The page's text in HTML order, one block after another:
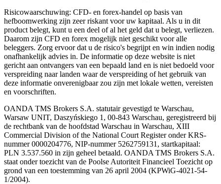
Risicowaarschuwing: CFD- en forex-handel op basis van
hefboomwerking zijn zeer riskant voor uw kapitaal. Als u in dit
product belegt, kunt u een deel of al het geld dat u belegt, verliezen.
Daarom zijn CFD en forex mogelijk niet geschikt voor alle
beleggers. Zorg ervoor dat u de risico's begrijpt en win indien nodig
onafhankelijk advies in. De informatie op deze website is niet
gericht aan ontvangers van een bepaald land en is niet bedoeld voor
verspreiding naar landen waar de verspreiding of het gebruik van
deze informatie onverenigbaar zou zijn met lokale wetten, vereisten
en voorschriften.
OANDA TMS Brokers S.A. statutair gevestigd te Warschau,
Warsaw UNIT, Daszyńskiego 1, 00-843 Warschau, geregistreerd bij
de rechtbank van de hoofdstad Warschau in Warschau, XIII
Commercial Division of the National Court Register onder KRS-
nummer 0000204776, NIP-nummer 5262759131, startkapitaal:
PLN 3.537.560 in zijn geheel betaald. OANDA TMS Brokers S.A.
staat onder toezicht van de Poolse Autoriteit Financieel Toezicht op
grond van een toestemming van 26 april 2004 (KPWiG-4021-54-
1/2004).